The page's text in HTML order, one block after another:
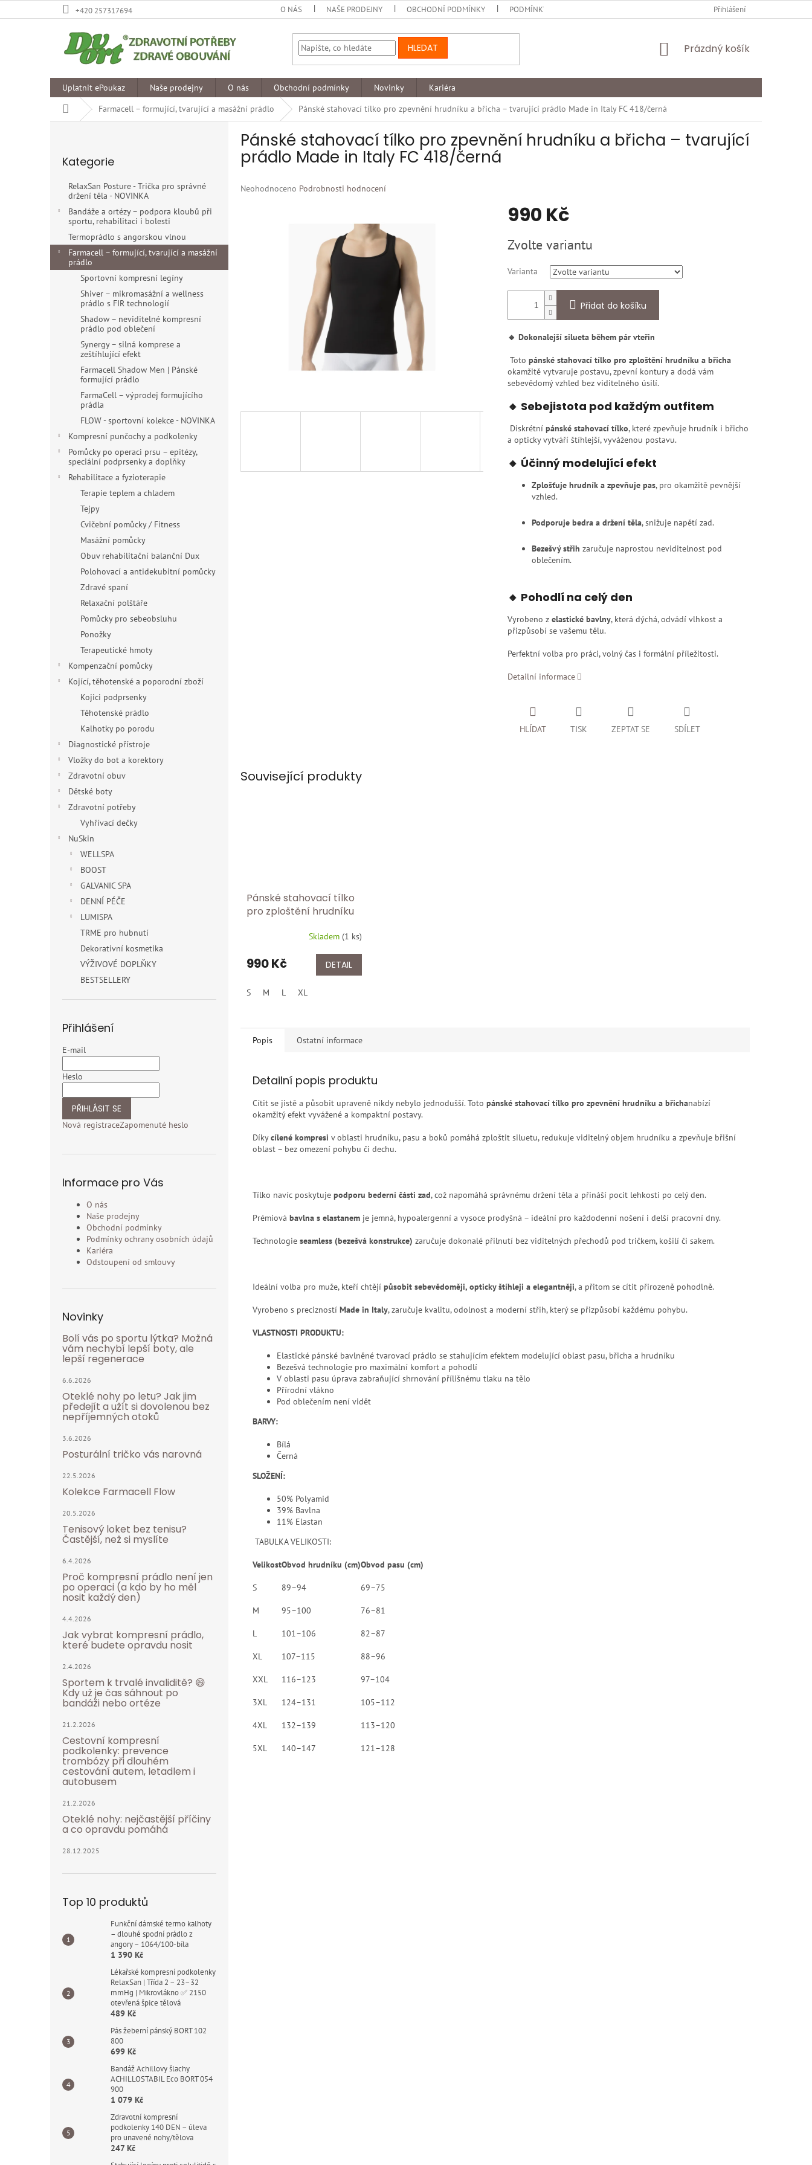
na
+420 257317694 O NÁS NAŠE PRODEJNY OBCHODNÍ PODMÍNKY PODMÍNKY OCHRANY OSOBNÍCH ÚDAJŮ ODSTOUPENÍ OD
Přihlášení
HLEDAT
NÁKUPNÍ
Prázdný košík
Uplatnit ePoukaz Naše prodejny O nás Obchodní podmínky Novinky
Kariéra
Domů
Farmacell – formující, tvarující a masážní prádlo Pánské stahovací tílko pro zpevnění hrudníku a břicha – tvarující prádlo Made in Italy FC 418/černá
p
n
kategorie
Kategorie
RelaxSan Posture - Trička pro správné
držení těla - NOVINKA
Bandáže a ortézy – podpora kloubů při
sportu, rehabilitaci i bolesti
Termoprádlo s angorskou vlnou
Farmacell – formující, tvarující a masážní
prádlo
Sportovní kompresní legíny
Shiver – mikromasážní a wellness
prádlo s FIR technologií
Shadow – neviditelné kompresní
prádlo pod oblečení
Synergy – silná komprese a
zeštíhlující efekt
Farmacell Shadow Men | Pánské
formující prádlo
FarmaCell – výprodej formujícího
prádla
FLOW - sportovní kolekce - NOVINKA
Kompresní punčochy a podkolenky
Pomůcky po operaci prsu – epitézy,
speciální podprsenky a doplňky
Rehabilitace a fyzioterapie
Terapie teplem a chladem
Tejpy
Cvičební pomůcky / Fitness
Masážní pomůcky
Obuv rehabilitační balanční Dux
Polohovací a antidekubitní pomůcky
Zdravé spaní
Relaxační polštáře
Pomůcky pro sebeobsluhu
Ponožky
Terapeutické hmoty
Kompenzační pomůcky
Kojící, těhotenské a poporodní zboží
Kojici podprsenky
Těhotenské prádlo
Kalhotky po porodu
Diagnostické přístroje
Vložky do bot a korektory
Zdravotní obuv
Dětské boty
Zdravotní potřeby
Vyhřívací dečky
NuSkin
WELLSPA
BOOST
GALVANIC SPA
DENNÍ PÉČE
LUMISPA
TRME pro hubnutí
Dekorativní kosmetika
VÝŽIVOVÉ DOPLŇKY
BESTSELLERY
Přihlášení
E-mail
Heslo
PŘIHLÁSIT SE
Nová registraceZapomenuté heslo
Informace pro Vás
O nás
Naše prodejny
Obchodní podmínky
Podmínky ochrany osobních údajů
Kariéra
Odstoupení od smlouvy
Novinky
Bolí vás po sportu lýtka? Možná
vám nechybí lepší boty, ale
lepší regenerace
6.6.2026
Oteklé nohy po letu? Jak jim
předejít a užít si dovolenou bez
nepříjemných otoků
3.6.2026
Posturální tričko vás narovná
22.5.2026
Kolekce Farmacell Flow
20.5.2026
Tenisový loket bez tenisu?
Častější, než si myslíte
6.4.2026
Proč kompresní prádlo není jen
po operaci (a kdo by ho měl
nosit každý den)
4.4.2026
Jak vybrat kompresní prádlo,
které budete opravdu nosit
2.4.2026
Sportem k trvalé invaliditě? 😄
Kdy už je čas sáhnout po
bandáži nebo ortéze
21.2.2026
Cestovní kompresní
podkolenky: prevence
trombózy při dlouhém
cestování autem, letadlem i
autobusem
21.2.2026
Oteklé nohy: nejčastější příčiny
a co opravdu pomáhá
28.12.2025
Top 10 produktů
Funkční dámské termo kalhoty
– dlouhé spodní prádlo z
angory – 1064/100-bíla
1 390 Kč
Lékařské kompresní podkolenky
RelaxSan | Třída 2 – 23–32
mmHg | Mikrovlákno ✅ 2150
otevřená špice tělová
489 Kč
Pás žeberní pánský BORT 102
800
699 Kč
Bandáž Achillovy šlachy
ACHILLOSTABIL Eco BORT 054
900
1 079 Kč
Zdravotní kompresní
podkolenky 140 DEN – úleva
pro unavené nohy/tělova
247 Kč
Pánské stahovací tílko pro zpevnění hrudníku a břicha – tvarující
prádlo Made in Italy FC 418/černá
Průměrné
Neohodnoceno Podrobnosti hodnocení
990 Kč
cena:
Zvolte variantu
Varianta
Přidat do košíku
🔸 Dokonalejší silueta během pár vteřin
Toto pánské stahovací tílko pro zploštění hrudníku a břicha
okamžitě vytvaruje postavu, zpevní kontury a dodá vám
sebevědomý vzhled bez viditelného úsilí.
🔸 Sebejistota pod každým outfitem
Diskrétní pánské stahovací tílko, které zpevňuje hrudník i břicho
a opticky vytváří štíhlejší, vyváženou postavu.
🔸 Účinný modelující efekt
Zplošťuje hrudník a zpevňuje pas, pro okamžitě pevnější
vzhled.
Podporuje bedra a držení těla, snižuje napětí zad.
Bezešvý střih zaručuje naprostou neviditelnost pod
oblečením.
🔸 Pohodlí na celý den
Vyrobeno z elastické bavlny, která dýchá, odvádí vlhkost a
přizpůsobí se vašemu tělu.
Perfektní volba pro práci, volný čas i formální příležitosti.
Detailní informace
TISK ZEPTAT SE
HLÍDAT SDÍLET
Související produkty
Pánské stahovací tílko
pro zploštění hrudníku
prádlo Made in Italy FC
Skladem (1 ks)
990 Kč DETAIL
S M L XL
Popis Ostatní informace
Detailní popis produktu
Cítit se jistě a působit upraveně nikdy nebylo jednodušší. Toto pánské stahovací tílko pro zpevnění hrudníku a břichanabízí
okamžitý efekt vyvážené a kompaktní postavy.
Díkycílené kompresi v oblasti hrudníku, pasu a boků pomáhá zploštit siluetu, redukuje viditelný objem hrudníku a zpevňuje břišní
oblast – bez omezení pohybu či dechu.
Tílko navíc poskytuje podporu bederní části zad, což napomáhá správnému držení těla a přináší pocit lehkosti po celý den.
Prémiová bavlna s elastanem je jemná, hypoalergenní a vysoce prodyšná – ideální pro každodenní nošení i delší pracovní dny.
Technologie seamless (bezešvá konstrukce) zaručuje dokonalé přilnutí bez viditelných přechodů pod tričkem, košilí či sakem.
Ideální volba pro muže, kteří chtějí působit sebevědoměji, opticky štíhleji a elegantněji, a přitom se cítit přirozeně pohodlně.
Vyrobeno s precizností Made in Italy, zaručuje kvalitu, odolnost a moderní střih, který se přizpůsobí každému pohybu.
VLASTNOSTI PRODUKTU:
Elastické pánské bavlněné tvarovací prádlo se stahujícím efektem modelující oblast pasu, břicha a hrudníku
Bezešvá technologie pro maximální komfort a pohodlí
V oblasti pasu úprava zabraňující shrnování přílišnému tlaku na tělo
Přírodní vlákno
Pod oblečením není vidět
BARVY:
Bílá
Černá
SLOŽENÍ:
50% Polyamid
39% Bavlna
11% Elastan
TABULKA VELIKOSTI:
VelikostObvod hrudníku (cm)Obvod pasu (cm)
S 89–94 69–75
M 95–100 76–81
L 101–106 82–87
XL 107–115 88–96
XXL 116–123 97–104
3XL 124–131 105–112
4XL 132–139 113–120
5XL 140–147 121–128